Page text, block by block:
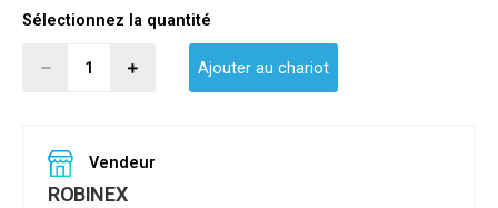
Sélectionnez la quantité
Ajouter au chariot
Vendeur
ROBINEX